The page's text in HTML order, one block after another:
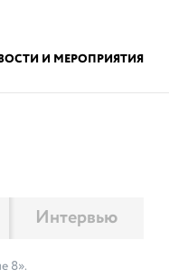
И МЕРОПРИЯТИЯ
Интервью
8».